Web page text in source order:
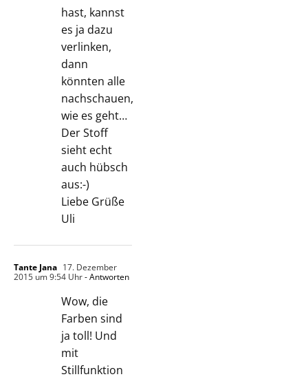
hast, kannst
es ja dazu
verlinken,
dann
könnten alle
nachschauen,
wie es geht…
Der Stoff
sieht echt
auch hübsch
aus:-)
Liebe Grüße
Uli
Tante Jana 17. Dezember
2015 um 9:54 Uhr- Antworten
Wow, die
Farben sind
ja toll! Und
mit
Stillfunktion